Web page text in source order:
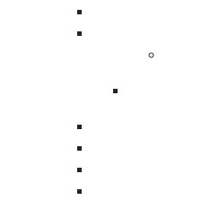
قصه کودکانه برای خواب
شعر و لالایی
مفاهیم پایه ریاضی
شکل و رنگ
شمارش اعداد
تشابه و تضاد
آموزش ساعت